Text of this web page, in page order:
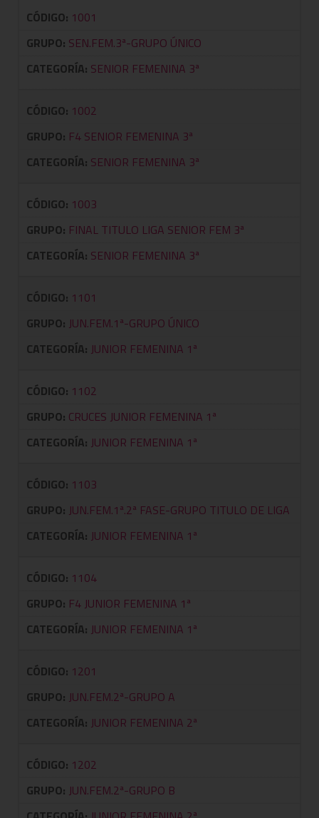
CÓDIGO: 1001
GRUPO: SEN.FEM.3ª-GRUPO ÚNICO
CATEGORÍA: SENIOR FEMENINA 3ª
CÓDIGO: 1002
GRUPO: F4 SENIOR FEMENINA 3ª
CATEGORÍA: SENIOR FEMENINA 3ª
CÓDIGO: 1003
GRUPO: FINAL TITULO LIGA SENIOR FEM 3ª
CATEGORÍA: SENIOR FEMENINA 3ª
CÓDIGO: 1101
GRUPO: JUN.FEM.1ª-GRUPO ÚNICO
CATEGORÍA: JUNIOR FEMENINA 1ª
CÓDIGO: 1102
GRUPO: CRUCES JUNIOR FEMENINA 1ª
CATEGORÍA: JUNIOR FEMENINA 1ª
CÓDIGO: 1103
GRUPO: JUN.FEM.1ª.2ª FASE-GRUPO TITULO DE LIGA
CATEGORÍA: JUNIOR FEMENINA 1ª
CÓDIGO: 1104
GRUPO: F4 JUNIOR FEMENINA 1ª
CATEGORÍA: JUNIOR FEMENINA 1ª
CÓDIGO: 1201
GRUPO: JUN.FEM.2ª-GRUPO A
CATEGORÍA: JUNIOR FEMENINA 2ª
CÓDIGO: 1202
GRUPO: JUN.FEM.2ª-GRUPO B